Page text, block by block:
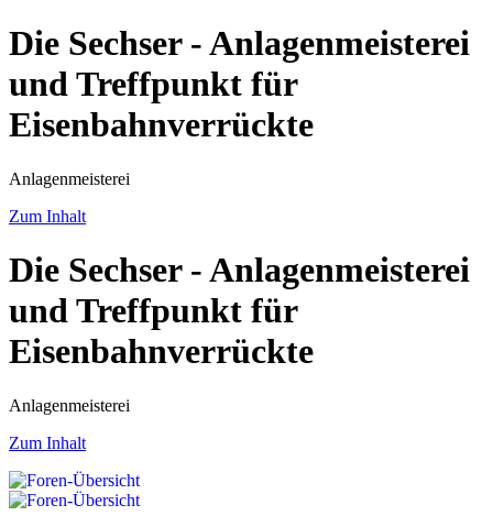
Die Sechser - Anlagenmeisterei
und Treffpunkt für
Eisenbahnverrückte
Anlagenmeisterei
Zum Inhalt
Die Sechser - Anlagenmeisterei
und Treffpunkt für
Eisenbahnverrückte
Anlagenmeisterei
Zum Inhalt